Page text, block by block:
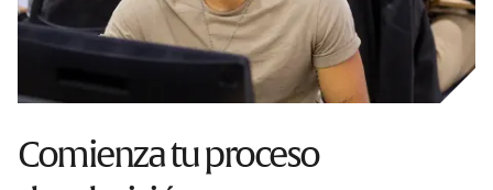
Comienza tu proceso